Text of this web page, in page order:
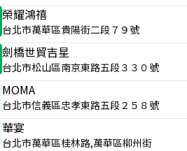
榮耀鴻禧
台北市萬華區貴陽街二段７９號
劍橋世貿吉星
台北市松山區南京東路五段３３０號
MOMA
台北市信義區忠孝東路五段２５８號
華宴
台北市萬華區桂林路,萬華區柳州街